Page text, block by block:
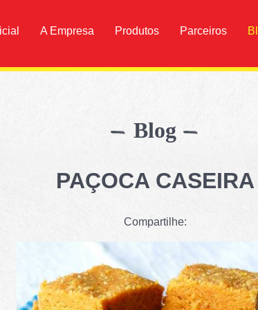
A Empresa Produtos Parceiros
Blog
PAÇOCA CASEIRA
Compartilhe: